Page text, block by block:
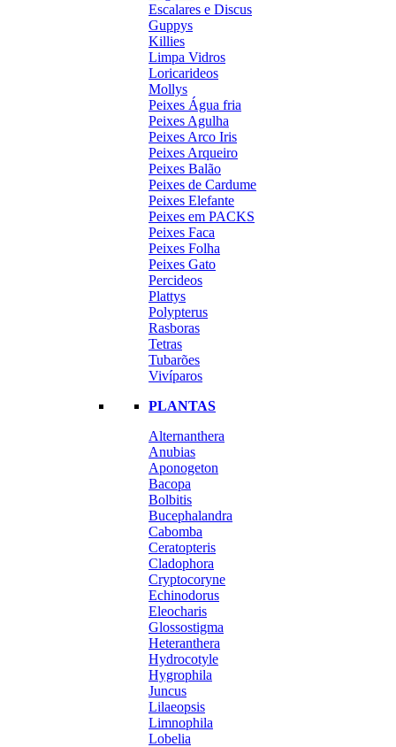
Escalares e Discus
Guppys
Killies
Limpa Vidros
Loricarideos
Mollys
Peixes Água fria
Peixes Agulha
Peixes Arco Iris
Peixes Arqueiro
Peixes Balão
Peixes de Cardume
Peixes Elefante
Peixes em PACKS
Peixes Faca
Peixes Folha
Peixes Gato
Percideos
Plattys
Polypterus
Rasboras
Tetras
Tubarões
Vivíparos
PLANTAS
Alternanthera
Anubias
Aponogeton
Bacopa
Bolbitis
Bucephalandra
Cabomba
Ceratopteris
Cladophora
Cryptocoryne
Echinodorus
Eleocharis
Glossostigma
Heteranthera
Hydrocotyle
Hygrophila
Juncus
Lilaeopsis
Limnophila
Lobelia